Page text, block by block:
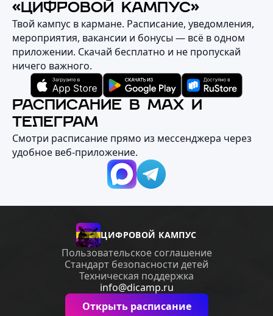
«ЦИФРОВОЙ КАМПУС»
Твой кампус в кармане. Расписание, уведомления,
мероприятия, вакансии и бонусы — всё в одном
приложении. Скачай бесплатно и не пропускай
ничего важного.
РАСПИСАНИЕ В MAX И
ТЕЛЕГРАМ
Смотри расписание прямо из мессенджера через
удобное веб‑приложение.
ЦИФРОВОЙ КАМПУС
Пользовательское соглашение
Стандарт безопасности детей
Техническая поддержка
info@dicamp.ru
Открыть расписание